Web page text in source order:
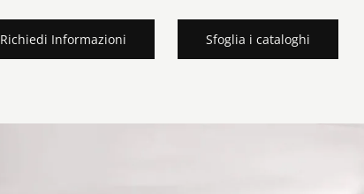
Richiedi Informazioni Sfoglia i cataloghi